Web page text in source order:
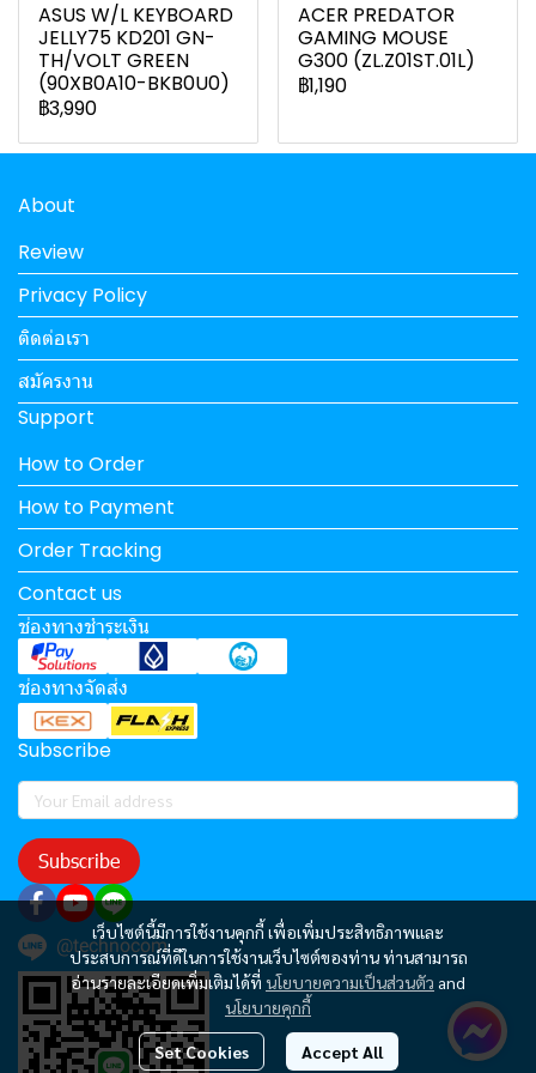
ASUS W/L KEYBOARD
JELLY75 KD201 GN-
TH/VOLT GREEN
(90XB0A10-BKB0U0)
฿3,990
ACER PREDATOR
GAMING MOUSE
G300 (ZL.Z01ST.01L)
฿1,190
เว็บไซต์นี้มีการใช้งานคุกกี้ เพื่อเพิ่มประสิทธิภาพและ
ประสบการณ์ที่ดีในการใช้งานเว็บไซต์ของท่าน ท่านสามารถ
อ่านรายละเอียดเพิ่มเติมได้ที่ นโยบายความเป็นส่วนตัว and
นโยบายคุกกี้
Set Cookies Accept All
About
Review
Privacy Policy
ติดต่อเรา
สมัครงาน
Support
How to Order
How to Payment
Order Tracking
Contact us
ช่องทางชำระเงิน
ช่องทางจัดส่ง
Subscribe
Subscribe
@technocom